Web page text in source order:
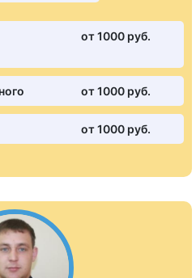
от 1000 pуб.
от 1000 pуб.
от 1000 pуб.